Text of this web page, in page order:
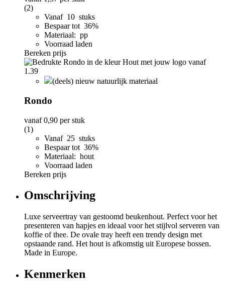
(2)
Vanaf 10 stuks
Bespaar tot 36%
Materiaal: pp
Voorraad laden
Bereken prijs
(deels) nieuw natuurlijk materiaal
Rondo
vanaf0,90 per stuk
(1)
Vanaf 25 stuks
Bespaar tot 36%
Materiaal: hout
Voorraad laden
Bereken prijs
Omschrijving
Luxe serveertray van gestoomd beukenhout. Perfect voor het
presenteren van hapjes en ideaal voor het stijlvol serveren van
koffie of thee. De ovale tray heeft een trendy design met
opstaande rand. Het hout is afkomstig uit Europese bossen.
Made in Europe.
Kenmerken